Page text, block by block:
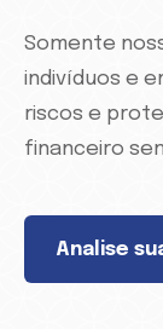
Somente
indivíduos e
riscos e
financeiro
Analise